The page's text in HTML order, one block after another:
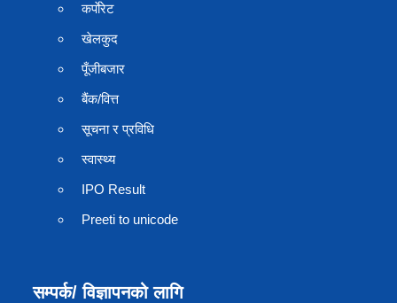
कर्पाेरेट
खेलकुद
पूँजीबजार
बैंक/वित्त
सूचना र प्रविधि
स्वास्थ्य
IPO Result
Preeti to unicode
सम्पर्क/ विज्ञापनको लागि